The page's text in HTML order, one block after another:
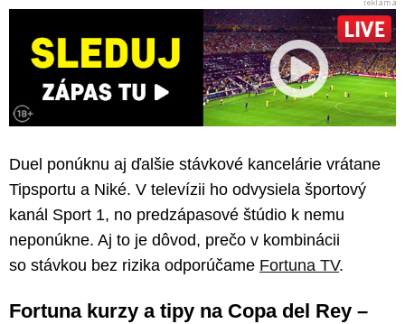
Duel ponúknu aj ďalšie stávkové kancelárie vrátane
Tipsportu a Niké. V televízii ho odvysiela športový
kanál Sport 1, no predzápasové štúdio k nemu
neponúkne. Aj to je dôvod, prečo v kombinácii
so stávkou bez rizika odporúčame Fortuna TV.
Fortuna kurzy a tipy na Copa del Rey –